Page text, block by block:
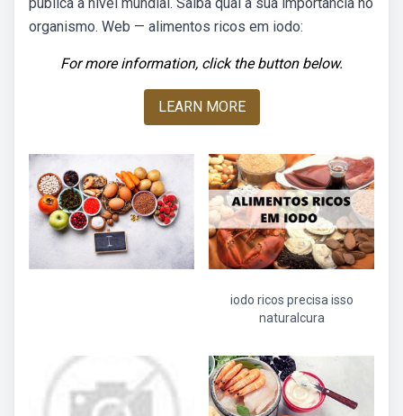
organismo. Web — alimentos ricos em iodo:
For more information, click the button below.
LEARN MORE
iodo ricos precisa isso
naturalcura